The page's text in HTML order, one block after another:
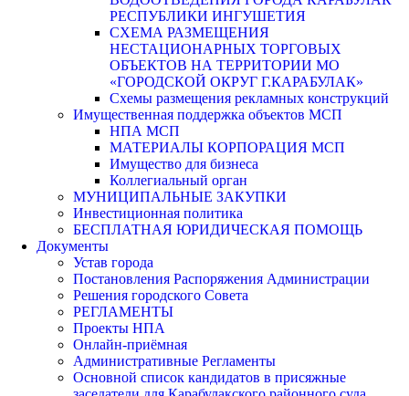
РЕСПУБЛИКИ ИНГУШЕТИЯ
СХЕМА РАЗМЕЩЕНИЯ
НЕСТАЦИОНАРНЫХ ТОРГОВЫХ
ОБЪЕКТОВ НА ТЕРРИТОРИИ МО
«ГОРОДСКОЙ ОКРУГ Г.КАРАБУЛАК»
Схемы размещения рекламных конструкций
Имущественная поддержка объектов МСП
НПА МСП
МАТЕРИАЛЫ КОРПОРАЦИЯ МСП
Имущество для бизнеса
Коллегиальный орган
МУНИЦИПАЛЬНЫЕ ЗАКУПКИ
Инвестиционная политика
БЕСПЛАТНАЯ ЮРИДИЧЕСКАЯ ПОМОЩЬ
Документы
Устав города
Постановления Распоряжения Администрации
Решения городского Совета
РЕГЛАМЕНТЫ
Проекты НПА
Онлайн-приёмная
Административные Регламенты
Основной список кандидатов в присяжные